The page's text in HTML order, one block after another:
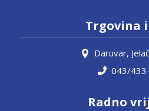
Trgovina
Daruvar,
043/
Radno